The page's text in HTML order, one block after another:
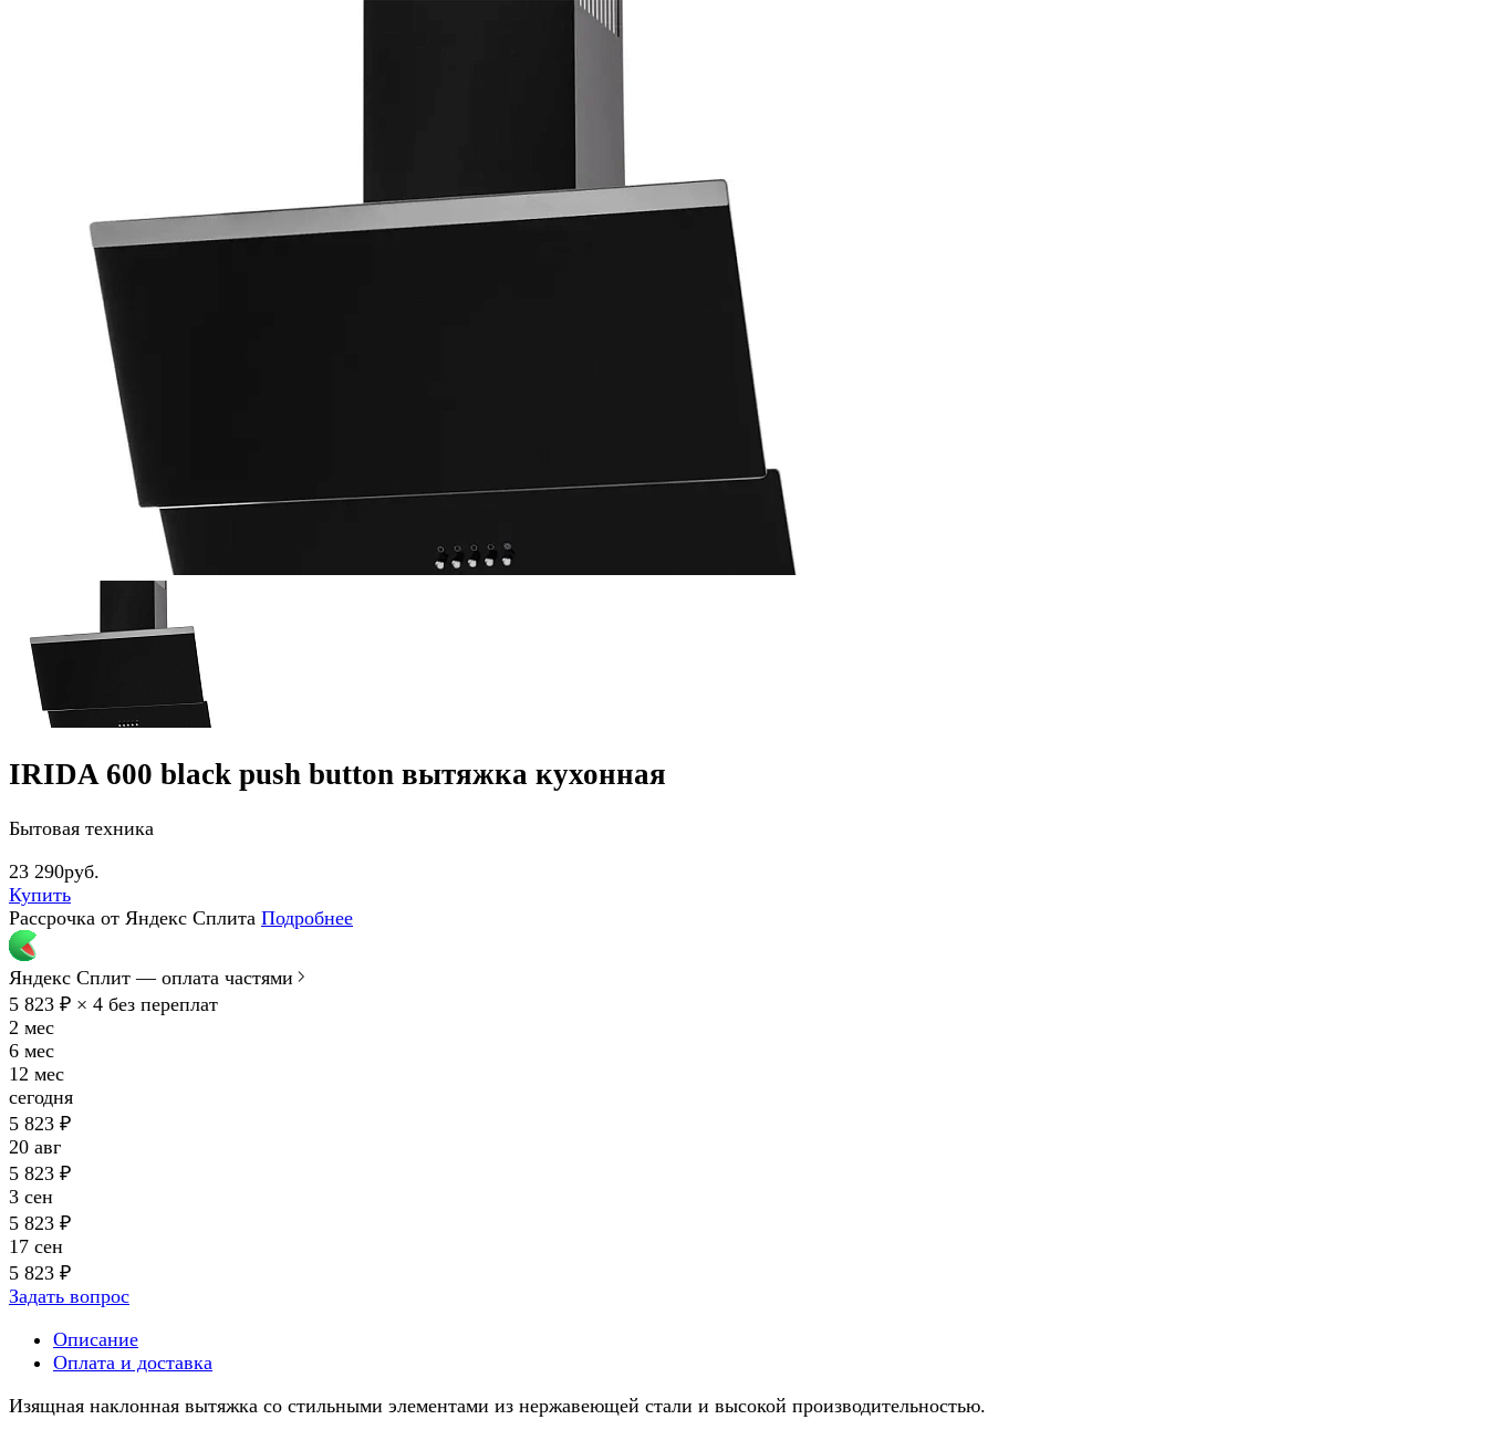
IRIDA 600 black push button вытяжка кухонная
Бытовая техника
23 290руб.
Купить
Рассрочка от Яндекс Сплита Подробнее
Яндекс Сплит — оплата частями
5 823 ₽ × 4 без переплат
2 мес
6 мес
12 мес
сегодня
5 823 ₽
20 авг
5 823 ₽
3 сен
5 823 ₽
17 сен
5 823 ₽
Задать вопрос
Описание
Оплата и доставка
Изящная наклонная вытяжка со стильными элементами из нержавеющей стали и высокой производительностью.